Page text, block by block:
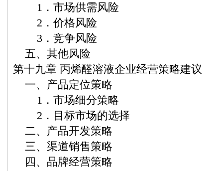
1．市场供需风险
2．价格风险
3．竞争风险
五、其他风险
第十九章 丙烯醛溶液企业经营策略建议
一、产品定位策略
1．市场细分策略
2．目标市场的选择
二、产品开发策略
三、渠道销售策略
四、品牌经营策略